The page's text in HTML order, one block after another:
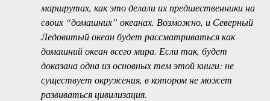
маршрутах, как это делали их предшественники на
своих “домашних” океанах. Возможно, и Северный
Ледовитый океан будет рассматриваться как
домашний океан всего мира. Если так, будет
доказана одна из основных тем этой книги: не
существует окружения, в котором не может
развиваться цивилизация.